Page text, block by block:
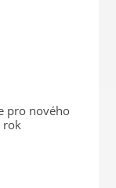
pro nového
rok